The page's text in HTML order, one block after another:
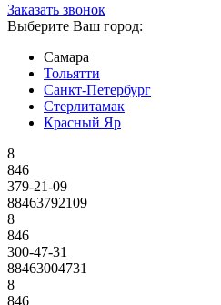
Заказать звонок
Выберите Ваш город:
Самара
Тольятти
Санкт-Петербург
Стерлитамак
Красный Яр
8
846
379-21-09
88463792109
8
846
300-47-31
88463004731
8
846